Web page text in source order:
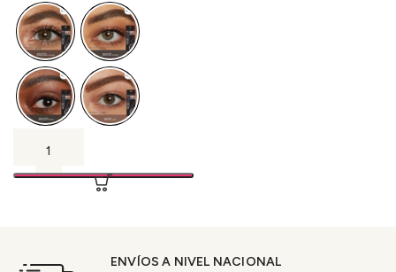
ENVÍOS A NIVEL NACIONAL